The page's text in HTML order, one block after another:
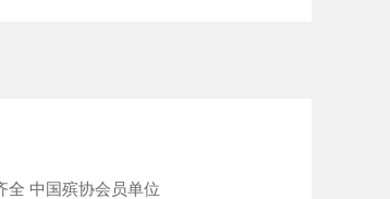
全 中国殡协会员单位